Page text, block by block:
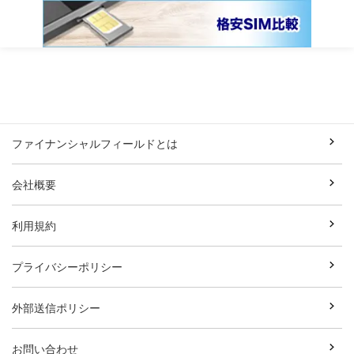
ファイナンシャルフィールドとは
会社概要
利用規約
プライバシーポリシー
外部送信ポリシー
お問い合わせ